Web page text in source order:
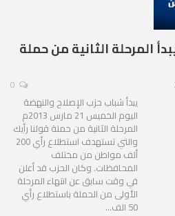
المرحلة الثانية من حملة
يبدأ شباب حزب الإصلاح والنهضة
اليوم الخميس 21 مارس 2013م
المرحلة الثانية من حملة قولنا رأيك
والتي تستهدف استطلاع رأي 200
ألف مواطن من مختلف
المحافظات. وكان الحزب قد أعلن
في وقت سابق عن انتهاء المرحلة
الأولى من الحملة باستطلاع رأي
50 الف…